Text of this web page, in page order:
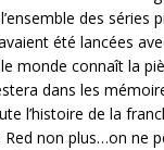
des séries
été lancées
monde connaît la
dans les
l’histoire de la
Red non plus…on ne